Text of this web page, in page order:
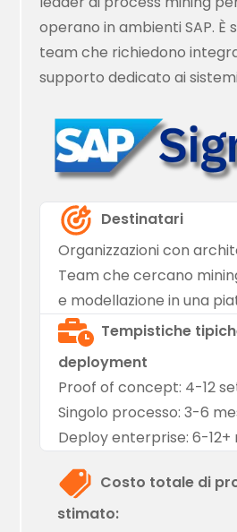
operano in ambienti SAP. È
team che richiedono
supporto dedicato ai sistemi
Destinatari
Organizzazioni con
Team che cercano
e modellazione in una
Tempistiche
deployment
Proof of concept: 4-12
Singolo processo: 3-6
Deploy enterprise: 6-12+
Costo totale di
stimato: